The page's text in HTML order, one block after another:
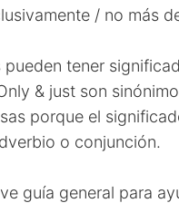
/ no más
pueden tener
& just son
porque el
o conjunción.
guía general para